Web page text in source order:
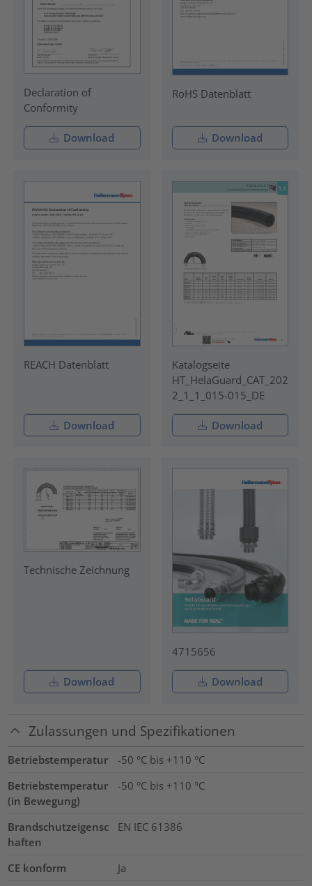
Declaration of
Conformity
Download
RoHS Datenblatt
Download
REACH Datenblatt
Download
Katalogseite
HT_HelaGuard_CAT_202
2_1_1_015-015_DE
Download
Technische Zeichnung
Download
4715656
Download
Zulassungen und Spezifikationen
Betriebstemperatur
-50 °C bis +110 °C
Betriebstemperatur
(in Bewegung)
-50 °C bis +110 °C
Brandschutzeigensc
haften
EN IEC 61386
CE konform
Ja